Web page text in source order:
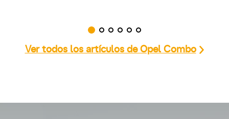
Ver todos los artículos de Opel Combo